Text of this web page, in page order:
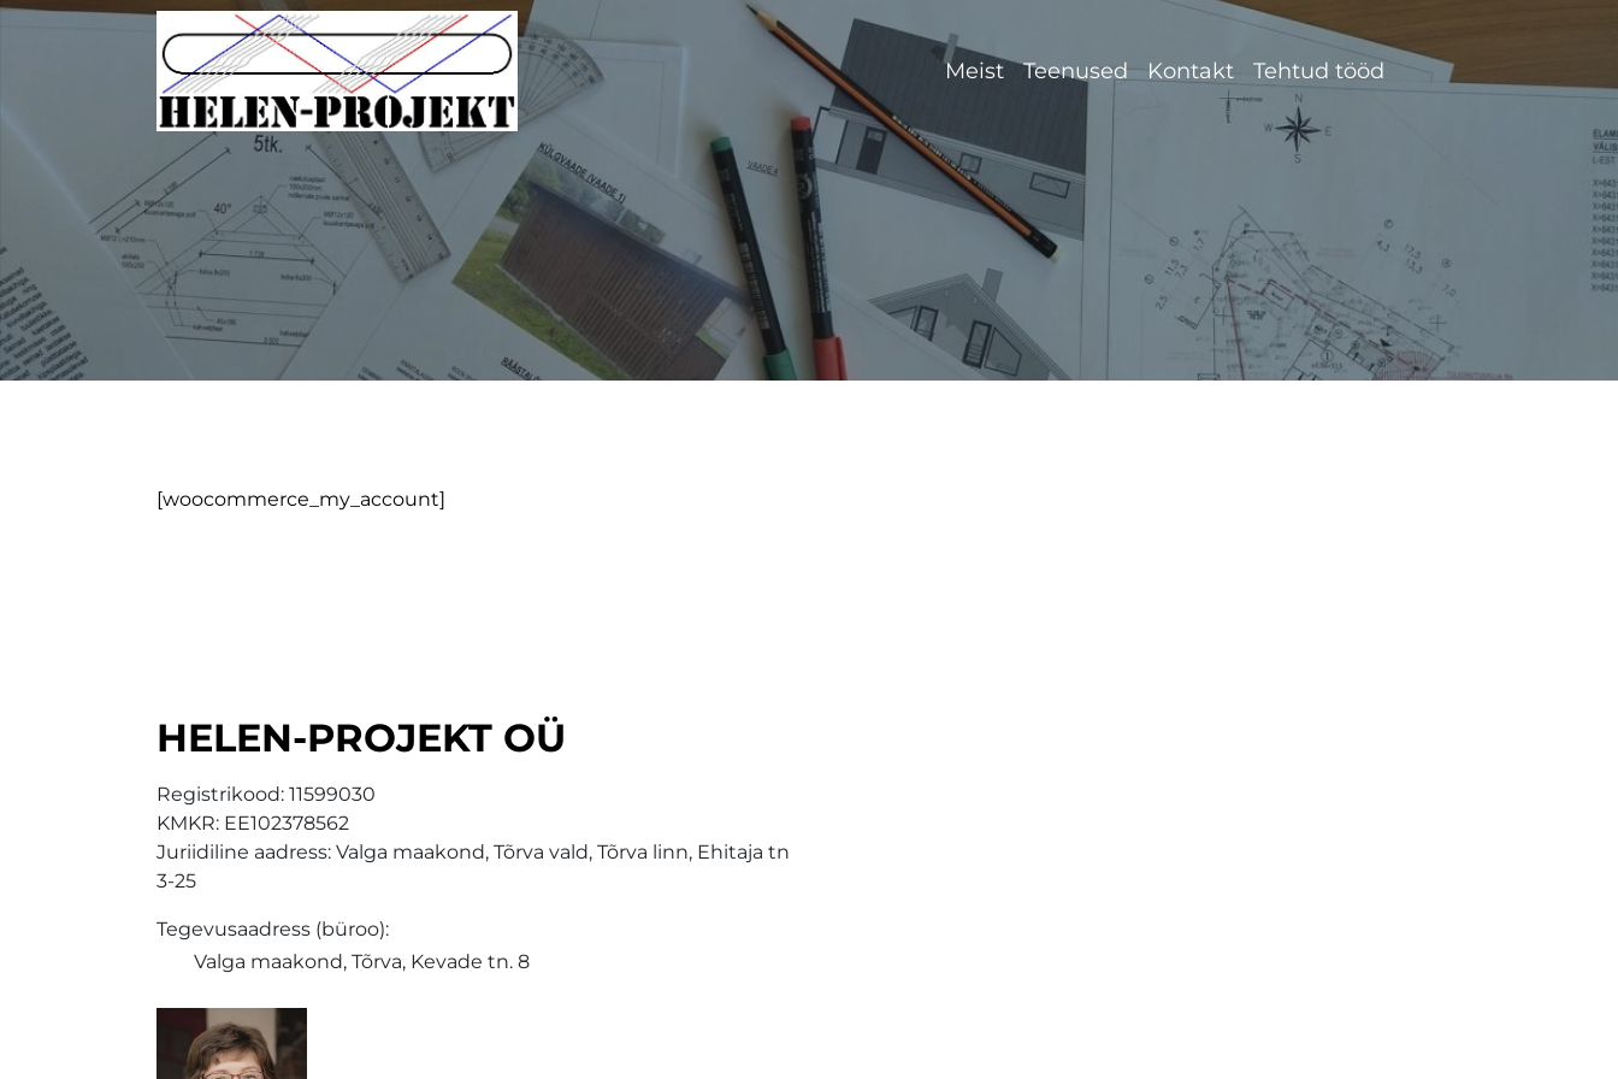
Meist Teenused Kontakt Tehtud tööd
[woocommerce_my_account]
HELEN-PROJEKT OÜ
Registrikood: 11599030
KMKR: EE102378562
Juriidiline aadress: Valga maakond, Tõrva vald, Tõrva linn, Ehitaja tn
3-25
Tegevusaadress (büroo):
Valga maakond, Tõrva, Kevade tn. 8